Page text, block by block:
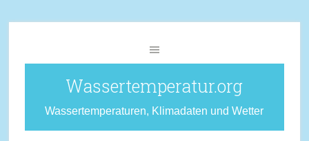
Wassertemperatur.org
Wassertemperaturen, Klimadaten und Wetter